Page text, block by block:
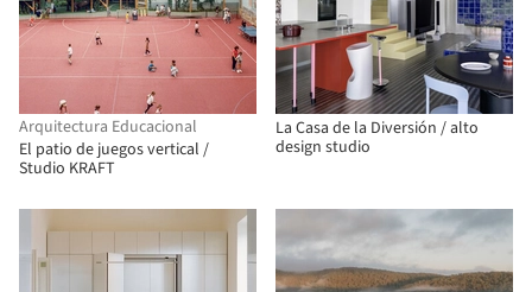
Arquitectura Educacional
El patio de juegos vertical /
Studio KRAFT
La Casa de la Diversión / alto
design studio